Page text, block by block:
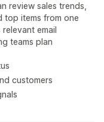
review sales trends,
top items from one
email
teams plan
customers